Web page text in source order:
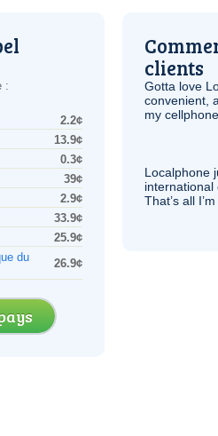
:
2.2¢
13.9¢
0.3¢
39¢
2.9¢
33.9¢
25.9¢
du
26.9¢
clients
Gotta love
convenient,
my
Localphone
international
That’s all